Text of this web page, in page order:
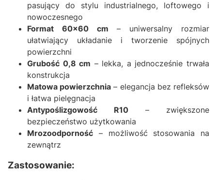
pasujący do stylu industrialnego, loftowego i
nowoczesnego
Format 60x60 cm – uniwersalny rozmiar
ułatwiający układanie i tworzenie spójnych
powierzchni
Grubość 0,8 cm – lekka, a jednocześnie trwała
konstrukcja
Matowa powierzchnia – elegancja bez refleksów
i łatwa pielęgnacja
Antypoślizgowość R10 – zwiększone
bezpieczeństwo użytkowania
Mrozoodporność – możliwość stosowania na
zewnątrz
Zastosowanie: